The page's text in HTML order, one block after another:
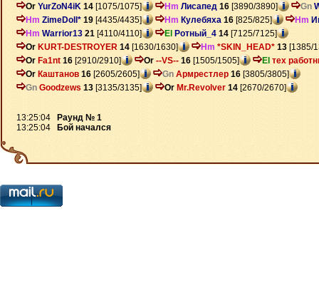
Or YurZoN4iK 14 [1075/1075] Hm Лисапед 16 [3890/3890] Gn
Hm ZimeDoll* 19 [4435/4435] Hm Кулебяха 16 [825/825] Hm
Hm Warrior13 21 [4110/4110] El Ротный_4 14 [7125/7125]
Or KURT-DESTROYER 14 [1630/1630] Hm *SKIN_HEAD* 13 [1385/
Or Fa1nt 16 [2910/2910] Or --VS-- 16 [1505/1505] El тех
Or Каштанов 16 [2605/2605] Gn Армрестлер 16 [3805/3805]
Gn Goodzews 13 [3135/3135] Or Mr.Revolver 14 [2670/2670]
13:25:04
Раунд № 1
13:25:04
Бой начался